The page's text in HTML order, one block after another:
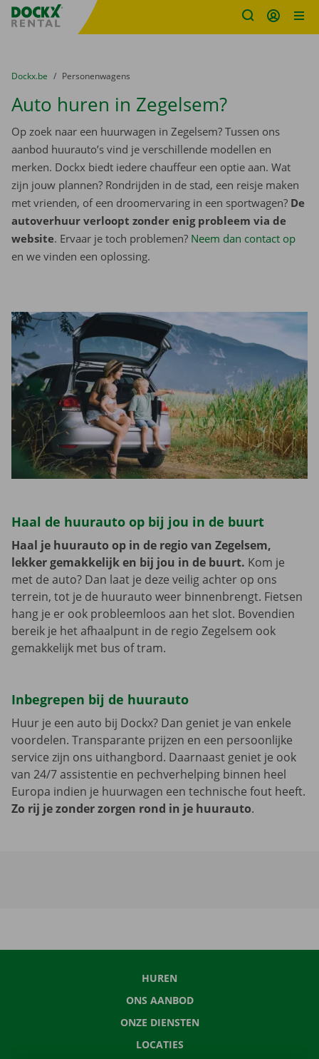
Fratello DEMO
U bevindt zich hier:
van
Dockx.be naar
Personenwagens
Auto huren in Zegelsem?
Op zoek naar een huurwagen in Zegelsem? Tussen ons
aanbod huurauto’s vind je verschillende modellen en
merken. Dockx biedt iedere chauffeur een optie aan. Wat
zijn jouw plannen? Rondrijden in de stad, een reisje maken
met vrienden, of een droomervaring in een sportwagen? De
autoverhuur verloopt zonder enig probleem via de
website. Ervaar je toch problemen? Neem dan contact op
en we vinden een oplossing.
Haal de huurauto op bij jou in de buurt
Haal je huurauto op in de regio van Zegelsem,
lekker gemakkelijk en bij jou in de buurt. Kom je
met de auto? Dan laat je deze veilig achter op ons
terrein, tot je de huurauto weer binnenbrengt. Fietsen
hang je er ook probleemloos aan het slot. Bovendien
bereik je het afhaalpunt in de regio Zegelsem ook
gemakkelijk met bus of tram.
Inbegrepen bij de huurauto
Huur je een auto bij Dockx? Dan geniet je van enkele
voordelen. Transparante prijzen en een persoonlijke
service zijn ons uithangbord. Daarnaast geniet je ook
van 24/7 assistentie en pechverhelping binnen heel
Europa indien je huurwagen een technische fout heeft.
Zo rij je zonder zorgen rond in je huurauto.
HUREN
ONS AANBOD
ONZE DIENSTEN
LOCATIES